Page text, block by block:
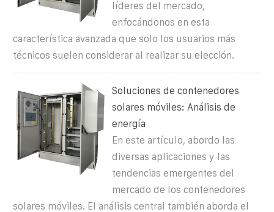
líderes del mercado,
enfocándonos en esta
característica avanzada que solo los usuarios más
técnicos suelen considerar al realizar su elección.
Soluciones de contenedores
solares móviles: Análisis de
energía
En este artículo, abordo las
diversas aplicaciones y las
tendencias emergentes del
mercado de los contenedores
solares móviles. El análisis central también aborda el